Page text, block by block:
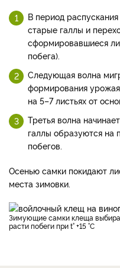
В период
старые галлы и
сформировавшиеся
побега).
Следующая волна
формирования
на 5–7 листьях от
Третья волна
галлы образуются на
побегов.
Осенью самки покидают
места зимовки.
Зимующие самки клеща выбираются из зимовки сразу, как начинают
расти побеги при t° +15 °C